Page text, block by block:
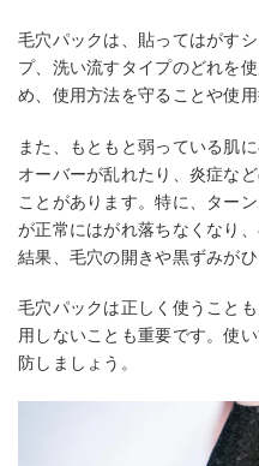
毛穴パックは、貼ってはがす
プ、洗い流すタイプのどれを
め、使用方法を守ることや使
また、もともと弱っている肌
オーバーが乱れたり、炎症な
ことがあります。特に、ター
が正常にはがれ落ちなくなり
結果、毛穴の開きや黒ずみが
毛穴パックは正しく使うこと
用しないことも重要です。使
防しましょう。